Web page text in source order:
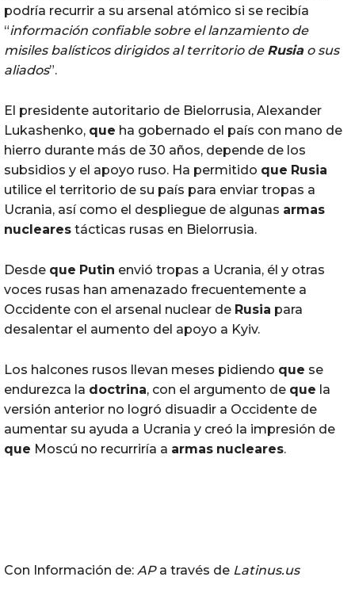
podría recurrir a su arsenal atómico si se recibía
“información confiable sobre el lanzamiento de
misiles balísticos dirigidos al territorio de Rusiao sus
aliados”.
El presidente autoritario de Bielorrusia, Alexander
Lukashenko, que ha gobernado el país con mano de
hierro durante más de 30 años, depende de los
subsidios y el apoyo ruso. Ha permitido que Rusia
utilice el territorio de su país para enviar tropas a
Ucrania, así como el despliegue de algunas armas
nucleares tácticas rusas en Bielorrusia.
Desde que Putin envió tropas a Ucrania, él y otras
voces rusas han amenazado frecuentemente a
Occidente con el arsenal nuclear de Rusia para
desalentar el aumento del apoyo a Kyiv.
Los halcones rusos llevan meses pidiendo que se
endurezca la doctrina, con el argumento de que la
versión anterior no logró disuadir a Occidente de
aumentar su ayuda a Ucrania y creó la impresión de
que Moscú no recurriría a armas nucleares.
Con Información de: APa través de Latinus.us